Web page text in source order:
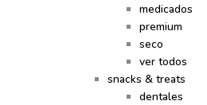
medicados
premium
seco
ver todos
snacks & treats
dentales